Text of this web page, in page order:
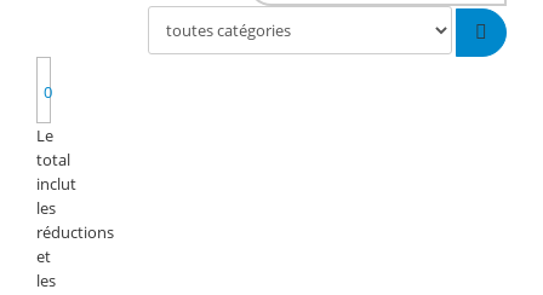
0
Le
total
inclut
les
réductions
et
les